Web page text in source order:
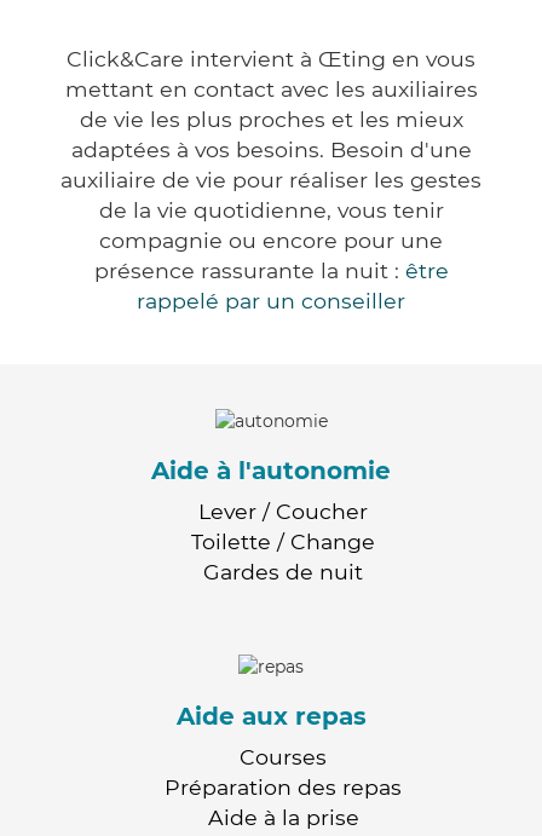
Click&Care intervient à Œting en vous
mettant en contact avec les auxiliaires
de vie les plus proches et les mieux
adaptées à vos besoins. Besoin d'une
auxiliaire de vie pour réaliser les gestes
de la vie quotidienne, vous tenir
compagnie ou encore pour une
présence rassurante la nuit : être
rappelé par un conseiller
Aide à l'autonomie
Lever / Coucher
Toilette / Change
Gardes de nuit
Aide aux repas
Courses
Préparation des repas
Aide à la prise